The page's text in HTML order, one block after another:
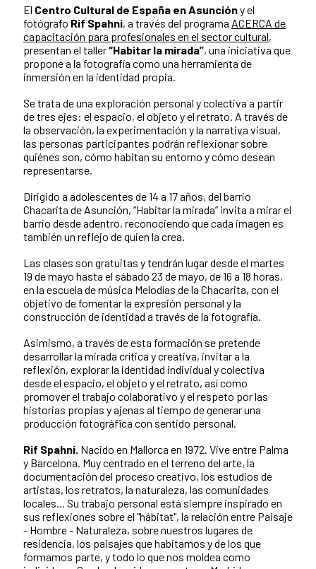
El Centro Cultural de España en Asuncióny el
fotógrafo Rif Spahni, a través del programa ACERCA de
capacitación para profesionales en el sector cultural,
presentan el taller“Habitar la mirada”, una iniciativa que
propone a la fotografía como una herramienta de
inmersión en la identidad propia.
Se trata de una exploración personal y colectiva a partir
de tres ejes: el espacio, el objeto y el retrato. A través de
la observación, la experimentación y la narrativa visual,
las personas participantes podrán reflexionar sobre
quiénes son, cómo habitan su entorno y cómo desean
representarse.
Dirigido a adolescentes de 14 a 17 años, del barrio
Chacarita de Asunción, “Habitar la mirada” invita a mirar el
barrio desde adentro, reconociendo que cada imagen es
también un reflejo de quien la crea.
Las clases son gratuitas y tendrán lugar desde el martes
19 de mayo hasta el sábado 23 de mayo, de 16 a 18 horas,
en la escuela de música Melodías de la Chacarita, con el
objetivo de fomentar la expresión personal y la
construcción de identidad a través de la fotografía.
Asimismo, a través de esta formación se pretende
desarrollar la mirada crítica y creativa, invitar a la
reflexión, explorar la identidad individual y colectiva
desde el espacio, el objeto y el retrato, así como
promover el trabajo colaborativo y el respeto por las
historias propias y ajenas al tiempo de generar una
producción fotográfica con sentido personal.
Rif Spahni. Nacido en Mallorca en 1972. Vive entre Palma
y Barcelona. Muy centrado en el terreno del arte, la
documentación del proceso creativo, los estudios de
artistas, los retratos, la naturaleza, las comunidades
locales... Su trabajo personal está siempre inspirado en
sus reflexiones sobre el "hábitat", la relación entre Paisaje
- Hombre - Naturaleza, sobre nuestros lugares de
residencia, los paisajes que habitamos y de los que
formamos parte, y todo lo que nos moldea como